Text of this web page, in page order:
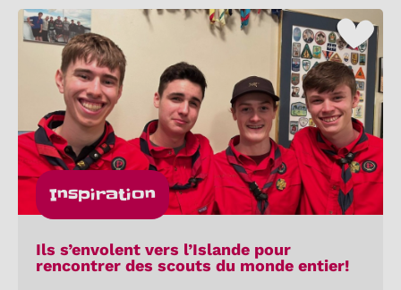
Inspiration
Ils s’envolent vers l’Islande pour
rencontrer des scouts du monde entier!